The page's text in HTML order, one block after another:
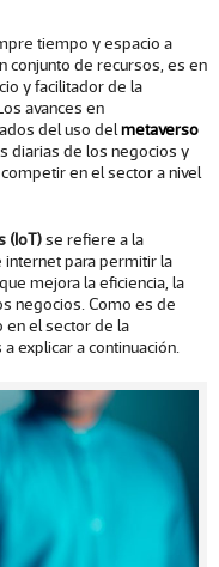
tiempo y espacio a
conjunto de recursos, es en
y facilitador de la
avances en
del uso delmetaverso
diarias de los negocios y
en el sector a nivel
(IoT)se refiere a la
internet para permitir la
mejora la eficiencia, la
negocios. Como es de
en el sector de la
explicar a continuación.